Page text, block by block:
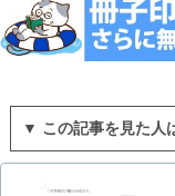
▼ この記事を見た人